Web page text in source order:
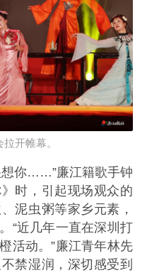
开帷幕。
想你……”廉江籍歌手钟
时，引起现场观众的
泥虫粥等家乡元素，
“近几年一直在深圳打
活动。”廉江青年林先
禁湿润，深切感受到